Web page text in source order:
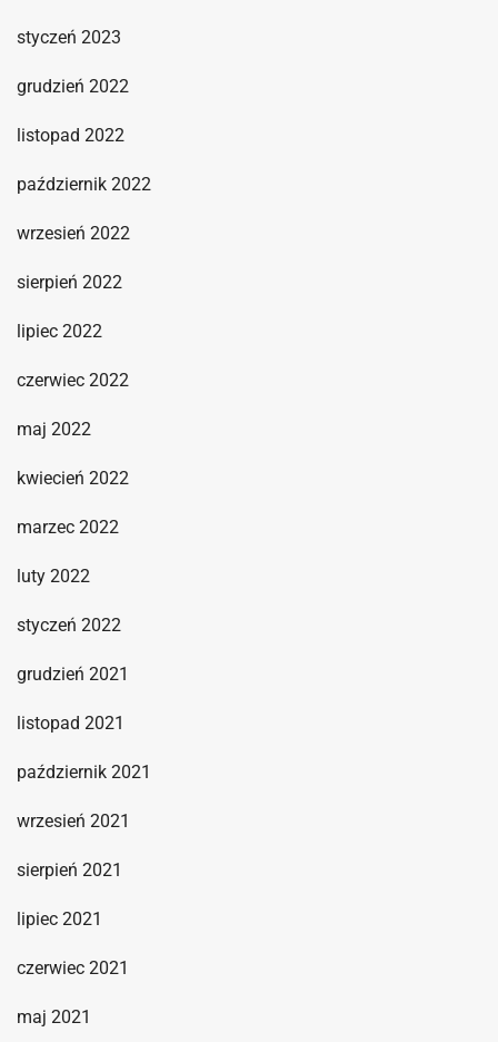
styczeń 2023
grudzień 2022
listopad 2022
październik 2022
wrzesień 2022
sierpień 2022
lipiec 2022
czerwiec 2022
maj 2022
kwiecień 2022
marzec 2022
luty 2022
styczeń 2022
grudzień 2021
listopad 2021
październik 2021
wrzesień 2021
sierpień 2021
lipiec 2021
czerwiec 2021
maj 2021